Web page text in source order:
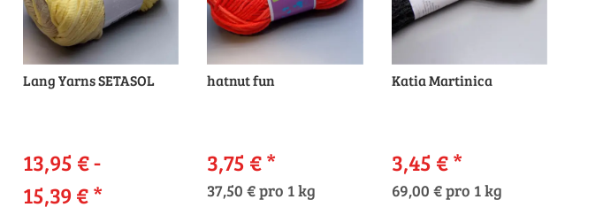
Lang Yarns SETASOL
13,95 € -
15,39 €*
hatnut fun
3,75 €*
37,50 € pro 1 kg
Katia Martinica
3,45 €*
69,00 € pro 1 kg